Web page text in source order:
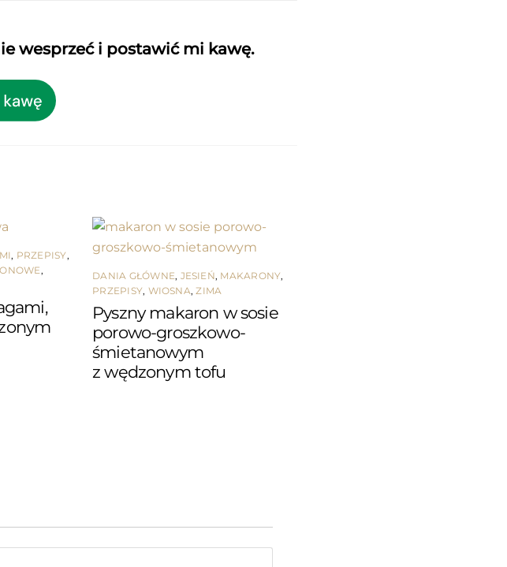
wesprzeć i postawić mi kawę.
, PRZEPISY,
,
DANIA GŁÓWNE, JESIEŃ, MAKARONY,
PRZEPISY, WIOSNA, ZIMA
Pyszny makaron w sosie
porowo-groszkowo-
śmietanowym
z wędzonym tofu